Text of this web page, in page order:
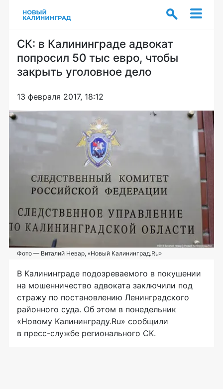
СК: в Калининграде адвокат
попросил 50 тыс евро, чтобы
закрыть уголовное дело
13 февраля 2017, 18:12
Фото — Виталий Невар, «Новый Калининград.Ru»
В Калининграде подозреваемого в покушении
на мошенничество адвоката заключили под
стражу по постановлению Ленинградского
районного суда. Об этом в понедельник
«Новому Калининграду.Ru» сообщили
в пресс-службе регионального СК.